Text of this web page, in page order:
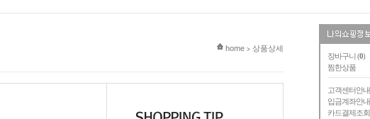
장바구니 (0)
찜한상품
고객센터안내
입금계좌안내
카드결제조회
현재 위치
home > 상품상세